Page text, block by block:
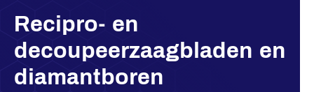
Recipro- en
decoupeerzaagbladen en
diamantboren